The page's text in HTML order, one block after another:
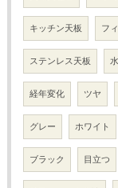
キッチン天板 フ
ステンレス天板
経年変化 ツヤ
グレー ホワイト
ブラック 目立つ